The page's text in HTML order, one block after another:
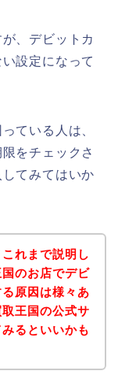
、デビットカ
設定になって
ている人は、
をチェックさ
てみてはいか
れまで説明し
のお店でデビ
原因は様々あ
王国の公式サ
るといいかも